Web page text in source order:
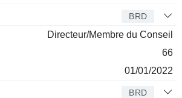
BRD
Directeur/Membre du Conseil
66
01/01/2022
BRD